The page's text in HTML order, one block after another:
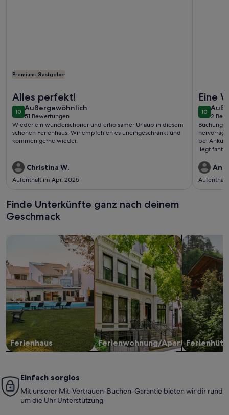
Premium-Gastgeber
Alles perfekt!
1010 von 10
Außergewöhnlich
außergewöhnlich
51 Bewertungen
(51
bewertungen)
Wieder ein wunderschöner und erholsamer Urlaub in diesem
schönen Ferienhaus. Wir empfehlen es uneingeschränkt und
kommen gerne wieder.
Christina W.
Aufenthalt im Apr. 2025
Eine
1010 von
2
(2
Buchung
bei
liegt
ist schön
Feuer im
Terrasse
es dafür
:-) Alles
toller
der
wieder!
gerne
Aufenthalt
Finde Unterkünfte ganz nach deinem
Geschmack
Ferienhaus
Suche nach Ferienhäusern
Ferienwohnung/Apartment
Suche nach Ferienwohnungen oder
Suche nach
Einfach sorglos
Mit unserer Mit-Vertrauen-Buchen-Garantie bieten wir dir rund
um die Uhr Unterstützung